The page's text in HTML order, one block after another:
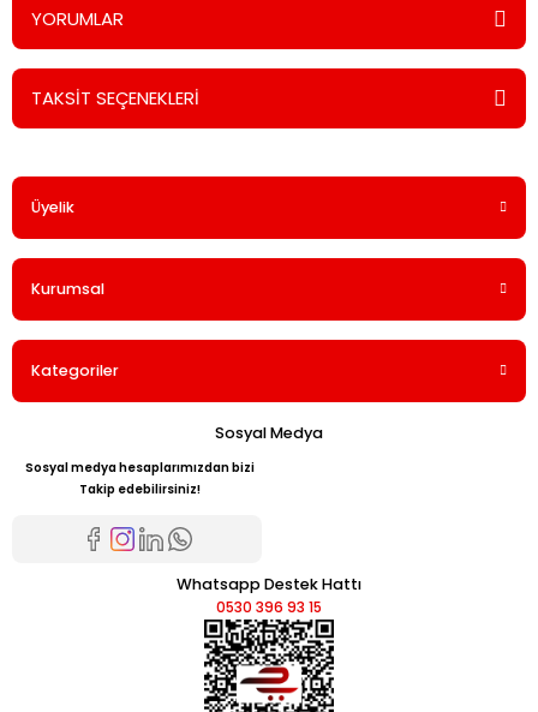
YORUMLAR
Bu ürüne ilk yorumu siz yapın!
TAKSİT SEÇENEKLERİ
Üyelik
Kurumsal
Kategoriler
Sosyal Medya
Sosyal medya hesaplarımızdan bizi
Takip edebilirsiniz!
Whatsapp Destek Hattı
0530 396 93 15